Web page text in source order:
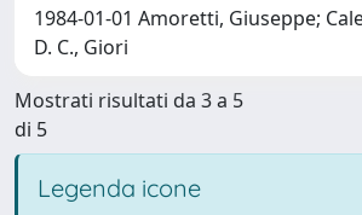
1984-01-01 Amoretti, Giuseppe;
D. C., Giori
Mostrati risultati da 3 a 5
di 5
Legenda icone